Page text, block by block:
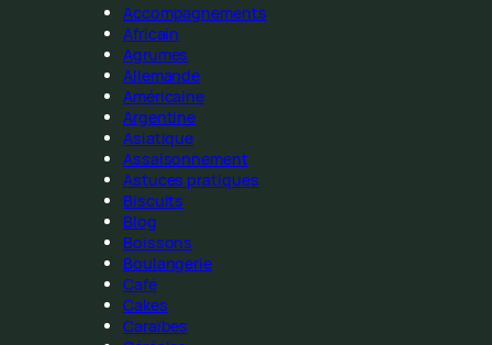
Accompagnements
Africain
Agrumes
Allemande
Américaine
Argentine
Asiatique
Assaisonnement
Astuces pratiques
Biscuits
Blog
Boissons
Boulangerie
Café
Cakes
Caraïbes